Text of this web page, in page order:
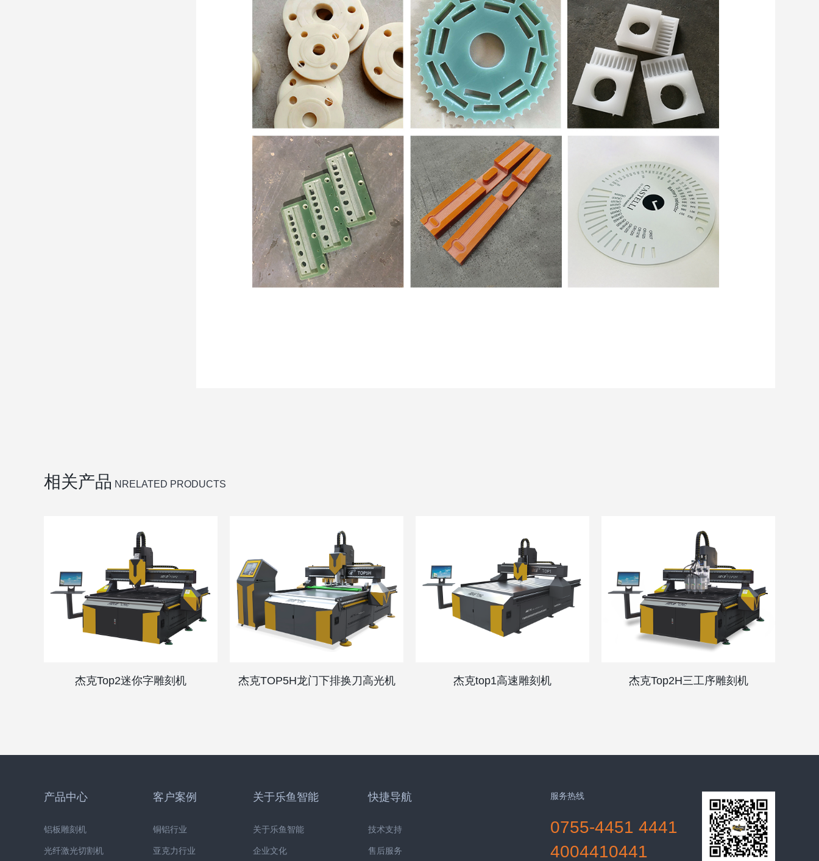
相关产品 NRELATED PRODUCTS
杰克Top2迷你字雕刻机 杰克TOP5H龙门下排换刀高光机 杰克top1高速雕刻机 杰克Top2H三工序雕刻机
产品中心
铝板雕刻机
光纤激光切割机
客户案例
铜铝行业
亚克力行业
关于乐鱼智能
关于乐鱼智能
企业文化
快捷导航
技术支持
售后服务
服务热线
0755-4451 4441
4004410441